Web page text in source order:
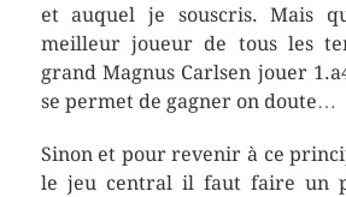
et auquel je souscris. Mais
meilleur joueur de tous les
grand Magnus Carlsen jouer
se permet de gagner on doute…
Sinon et pour revenir à ce
le jeu central il faut faire un